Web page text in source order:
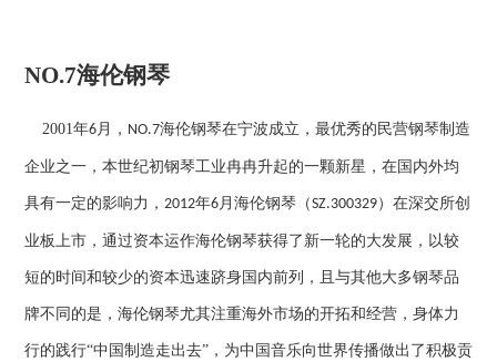
NO.7海伦钢琴
2001年6月， NO.7海伦钢琴在宁波成立，最优秀的民营钢琴制造
企业之一，本世纪初钢琴工业冉冉升起的一颗新星，在国内外均
具有一定的影响力， 2012年6月海伦钢琴（SZ.300329）在深交所创
业板上市，通过资本运作海伦钢琴获得了新一轮的大发展，以较
短的时间和较少的资本迅速跻身国内前列，且与其他大多钢琴品
牌不同的是，海伦钢琴尤其注重海外市场的开拓和经营，身体力
行的践行“中国制造走出去”，为中国音乐向世界传播做出了积极贡